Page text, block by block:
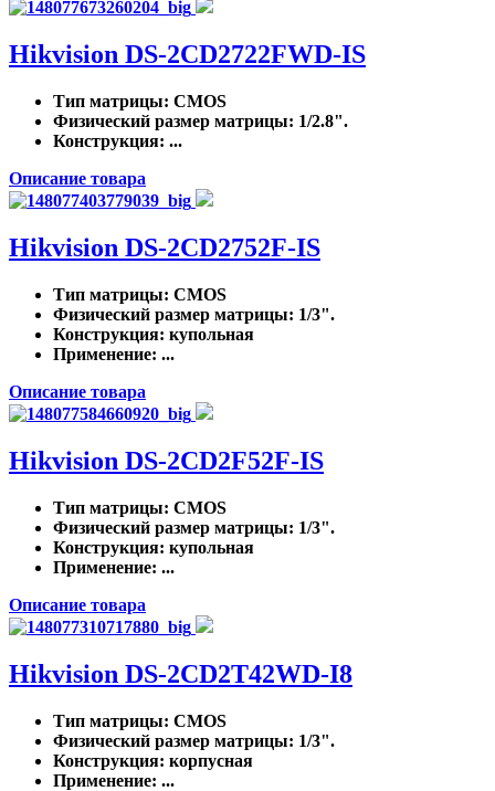
Hikvision DS-2CD2722FWD-IS
Тип матрицы: CMOS
Физический размер матрицы: 1/2.8".
Конструкция: ...
Описание товара
Hikvision DS-2CD2752F-IS
Тип матрицы: CMOS
Физический размер матрицы: 1/3".
Конструкция: купольная
Применение: ...
Описание товара
Hikvision DS-2CD2F52F-IS
Тип матрицы: CMOS
Физический размер матрицы: 1/3".
Конструкция: купольная
Применение: ...
Описание товара
Hikvision DS-2CD2T42WD-I8
Тип матрицы: CMOS
Физический размер матрицы: 1/3".
Конструкция: корпусная
Применение: ...